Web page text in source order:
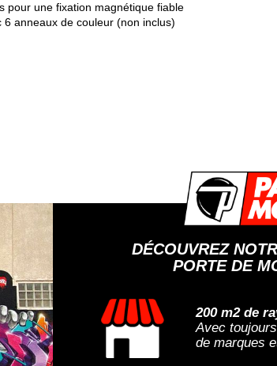
pour une fixation magnétique fiable
anneaux de couleur (non inclus)
DÉCOUVREZ
PORTE DE
200 m2 de
Avec
de marques